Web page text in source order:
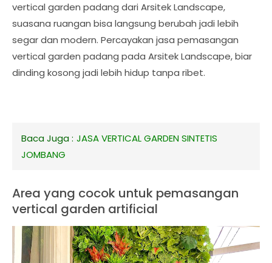
vertical garden padang dari Arsitek Landscape,
suasana ruangan bisa langsung berubah jadi lebih
segar dan modern. Percayakan jasa pemasangan
vertical garden padang pada Arsitek Landscape, biar
dinding kosong jadi lebih hidup tanpa ribet.
Baca Juga : JASA VERTICAL GARDEN SINTETIS
JOMBANG
Area yang cocok untuk pemasangan
vertical garden artificial